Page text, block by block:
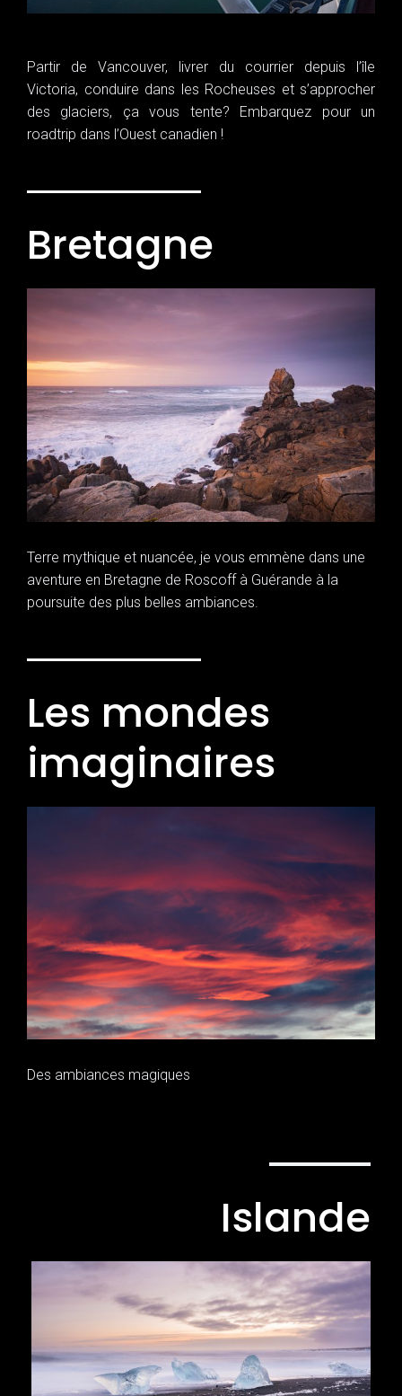
Partir de Vancouver, livrer du courrier depuis l’île
Victoria, conduire dans les Rocheuses et s’approcher
des glaciers, ça vous tente? Embarquez pour un
roadtrip dans l’Ouest canadien !
Bretagne
Terre mythique et nuancée, je vous emmène dans une
aventure en Bretagne de Roscoff à Guérande à la
poursuite des plus belles ambiances.
Les mondes
imaginaires
Des ambiances magiques
Islande